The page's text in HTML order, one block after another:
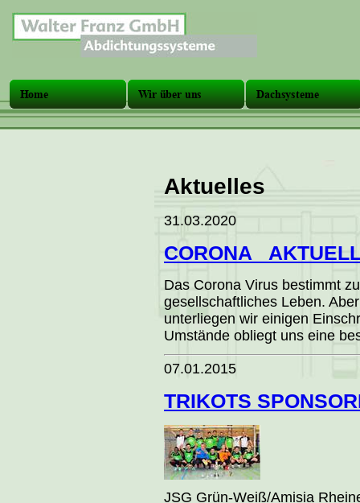
Aktuelles
31.03.2020
CORONA
Das Corona Virus bestimmt
gesellschaftliches Leben.
unterliegen wir einigen
Umstände obliegt uns eine
07.01.2015
TRIKOTS
JSG Grün-Weiß/Amisia